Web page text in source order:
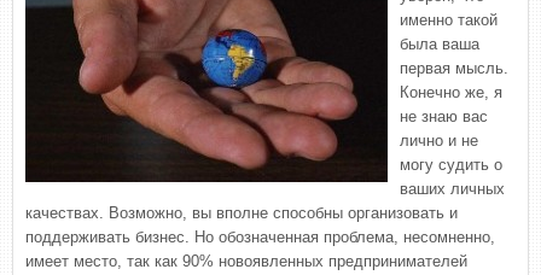
именно такой
была ваша
первая мысль.
Конечно же, я
не знаю вас
лично и не
могу судить о
ваших личных
качествах. Возможно, вы вполне способны организовать и
поддерживать бизнес. Но обозначенная проблема, несомненно,
имеет место, так как 90% новоявленных предпринимателей